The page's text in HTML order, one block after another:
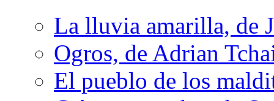
La lluvia amarilla, de
Ogros, de Adrian
El pueblo de los